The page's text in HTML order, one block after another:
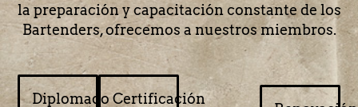
la preparación y capacitación constante de los
Bartenders, ofrecemos a nuestros miembros.
DiplomadoCertificación